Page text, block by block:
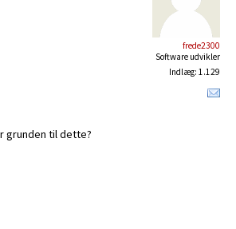
frede2300
Software udvikler
Indlæg: 1.129
grunden til dette?